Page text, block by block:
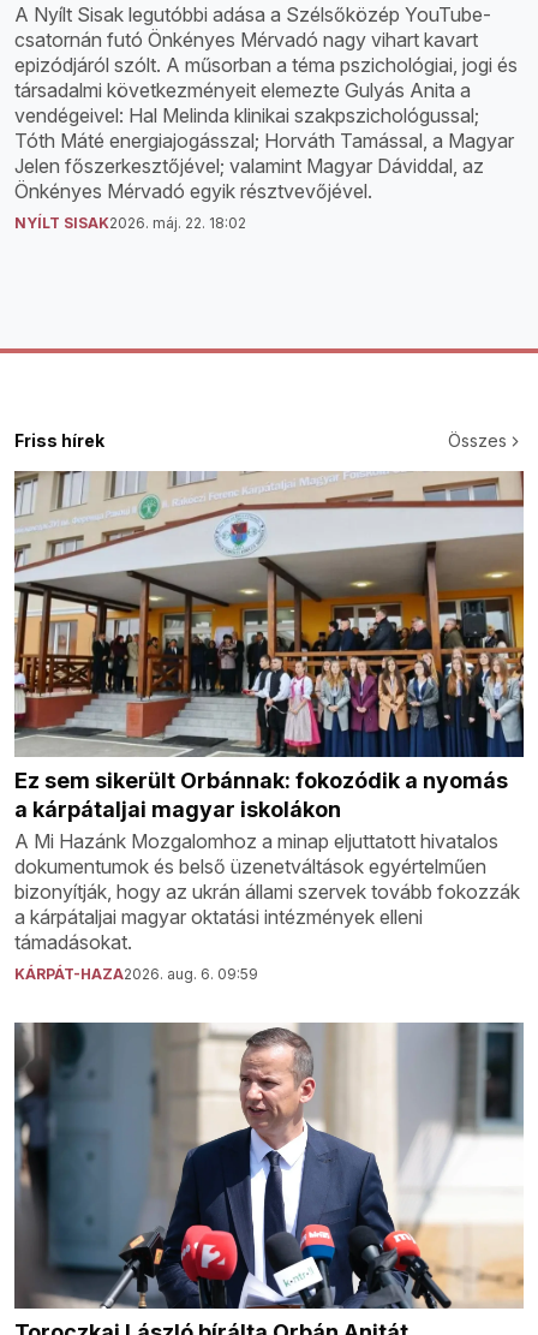
A Nyílt Sisak legutóbbi adása a Szélsőközép YouTube-
csatornán futó Önkényes Mérvadó nagy vihart kavart
epizódjáról szólt. A műsorban a téma pszichológiai, jogi és
társadalmi következményeit elemezte Gulyás Anita a
vendégeivel: Hal Melinda klinikai szakpszichológussal;
Tóth Máté energiajogásszal; Horváth Tamással, a Magyar
Jelen főszerkesztőjével; valamint Magyar Dáviddal, az
Önkényes Mérvadó egyik résztvevőjével.
NYÍLT SISAK2026. máj. 22. 18:02
Friss hírek Összes
Ez sem sikerült Orbánnak: fokozódik a nyomás
a kárpátaljai magyar iskolákon
A Mi Hazánk Mozgalomhoz a minap eljuttatott hivatalos
dokumentumok és belső üzenetváltások egyértelműen
bizonyítják, hogy az ukrán állami szervek tovább fokozzák
a kárpátaljai magyar oktatási intézmények elleni
támadásokat.
KÁRPÁT-HAZA2026. aug. 6. 09:59